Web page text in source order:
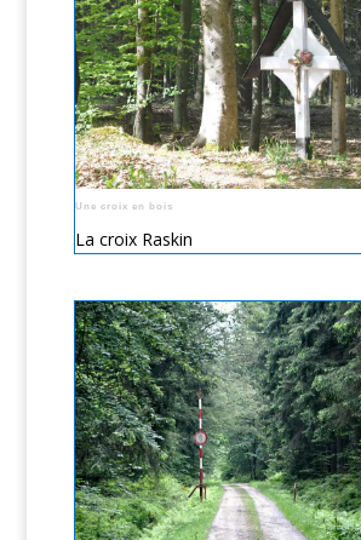
Une croix en bois
La croix Raskin